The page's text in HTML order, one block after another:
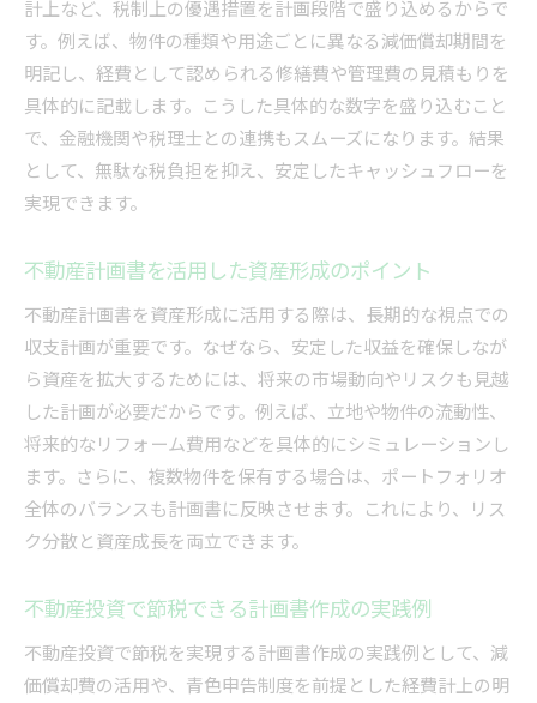
計上など、税制上の優遇措置を計画段階で盛り込めるからで
す。例えば、物件の種類や用途ごとに異なる減価償却期間を
明記し、経費として認められる修繕費や管理費の見積もりを
具体的に記載します。こうした具体的な数字を盛り込むこと
で、金融機関や税理士との連携もスムーズになります。結果
として、無駄な税負担を抑え、安定したキャッシュフローを
実現できます。
不動産計画書を活用した資産形成のポイント
不動産計画書を資産形成に活用する際は、長期的な視点での
収支計画が重要です。なぜなら、安定した収益を確保しなが
ら資産を拡大するためには、将来の市場動向やリスクも見越
した計画が必要だからです。例えば、立地や物件の流動性、
将来的なリフォーム費用などを具体的にシミュレーションし
ます。さらに、複数物件を保有する場合は、ポートフォリオ
全体のバランスも計画書に反映させます。これにより、リス
ク分散と資産成長を両立できます。
不動産投資で節税できる計画書作成の実践例
不動産投資で節税を実現する計画書作成の実践例として、減
価償却費の活用や、青色申告制度を前提とした経費計上の明